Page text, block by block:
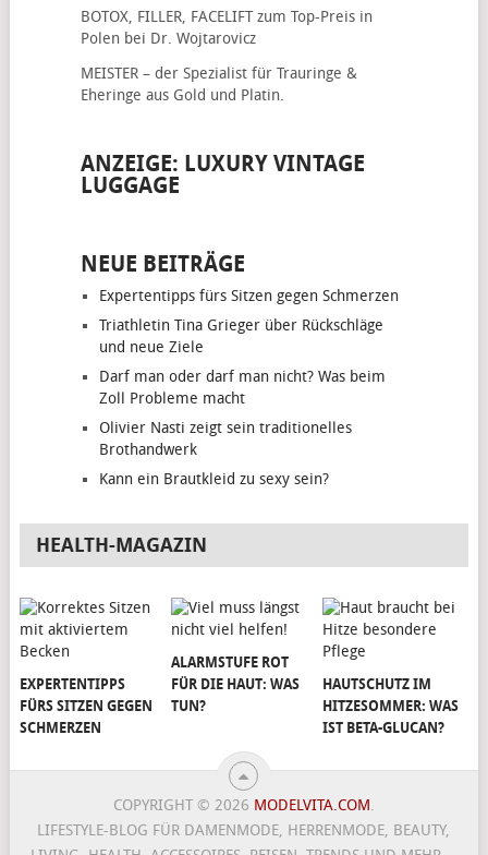
BOTOX, FILLER, FACELIFTzum Top-Preis in
Polen bei Dr. Wojtarovicz
MEISTER – der Spezialist für Trauringe &
Eheringe aus Gold und Platin.
ANZEIGE: LUXURY VINTAGE
LUGGAGE
NEUE BEITRÄGE
Expertentipps fürs Sitzen gegen Schmerzen
Triathletin Tina Grieger über Rückschläge
und neue Ziele
Darf man oder darf man nicht? Was beim
Zoll Probleme macht
Olivier Nasti zeigt sein traditionelles
Brothandwerk
Kann ein Brautkleid zu sexy sein?
HEALTH-MAGAZIN
EXPERTENTIPPS
FÜRS SITZEN GEGEN
SCHMERZEN
ALARMSTUFE ROT
FÜR DIE HAUT: WAS
TUN?
HAUTSCHUTZ IM
HITZESOMMER: WAS
IST BETA-GLUCAN?
COPYRIGHT © 2026 MODELVITA.COM.
LIFESTYLE-BLOG FÜR DAMENMODE, HERRENMODE, BEAUTY,